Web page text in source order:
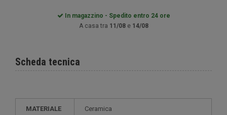
In magazzino - Spedito entro 24 ore
A casa tra 11/08e 14/08
Scheda tecnica
MATERIALE Ceramica